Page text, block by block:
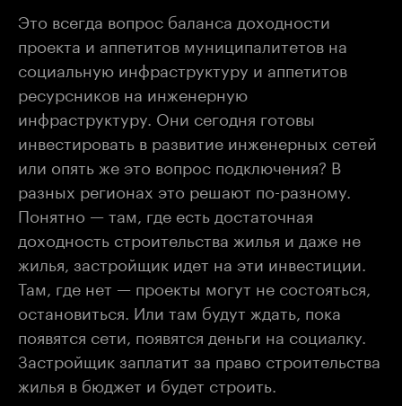
Это всегда вопрос баланса доходности
проекта и аппетитов муниципалитетов на
социальную инфраструктуру и аппетитов
ресурсников на инженерную
инфраструктуру. Они сегодня готовы
инвестировать в развитие инженерных сетей
или опять же это вопрос подключения? В
разных регионах это решают по-разному.
Понятно — там, где есть достаточная
доходность строительства жилья и даже не
жилья, застройщик идет на эти инвестиции.
Там, где нет — проекты могут не состояться,
остановиться. Или там будут ждать, пока
появятся сети, появятся деньги на социалку.
Застройщик заплатит за право строительства
жилья в бюджет и будет строить.